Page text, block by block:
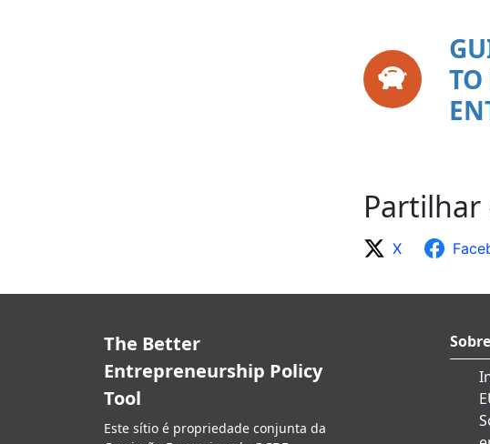
Partilhar
X
The Better
Entrepreneurship Policy
Tool
Este sítio é propriedade conjunta da